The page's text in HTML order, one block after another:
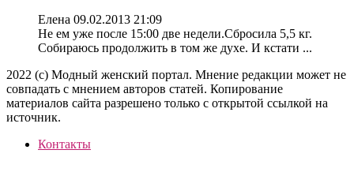
Елена 09.02.2013 21:09
Не ем уже после 15:00 две недели.Сбросила 5,5 кг.
Собираюсь продолжить в том же духе. И кстати ...
2022 (c) Модный женский портал. Мнение редакции может не
совпадать с мнением авторов статей. Копирование
материалов сайта разрешено только с открытой ссылкой на
источник.
Контакты